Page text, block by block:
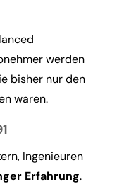
werden
bisher nur den
waren.
Ingenieuren
Erfahrung.